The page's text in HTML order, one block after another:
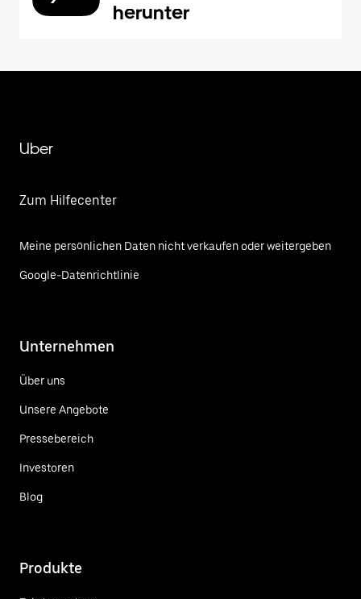
herunter
Uber
Zum Hilfecenter
Meine persönlichen Daten nicht verkaufen oder weitergeben
Google-Datenrichtlinie
Unternehmen
Über uns
Unsere Angebote
Pressebereich
Investoren
Blog
Produkte